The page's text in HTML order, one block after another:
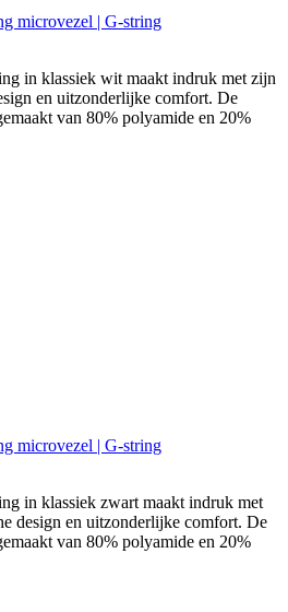
microvezel | G-string
in klassiek wit maakt indruk met zijn
en uitzonderlijke comfort. De
van 80% polyamide en 20%
microvezel | G-string
in klassiek zwart maakt indruk met
design en uitzonderlijke comfort. De
van 80% polyamide en 20%